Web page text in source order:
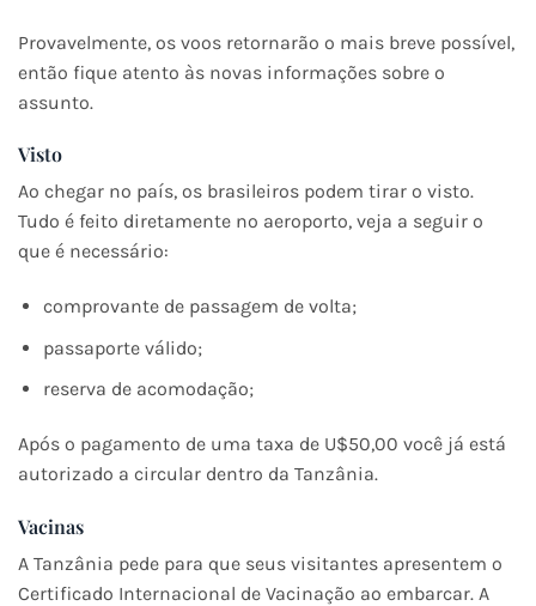
Provavelmente, os voos retornarão o mais breve possível,
então fique atento às novas informações sobre o
assunto.
Visto
Ao chegar no país, os brasileiros podem tirar o visto.
Tudo é feito diretamente no aeroporto, veja a seguir o
que é necessário:
comprovante de passagem de volta;
passaporte válido;
reserva de acomodação;
Após o pagamento de uma taxa de U$50,00 você já está
autorizado a circular dentro da Tanzânia.
Vacinas
A Tanzânia pede para que seus visitantes apresentem o
Certificado Internacional de Vacinação ao embarcar. A